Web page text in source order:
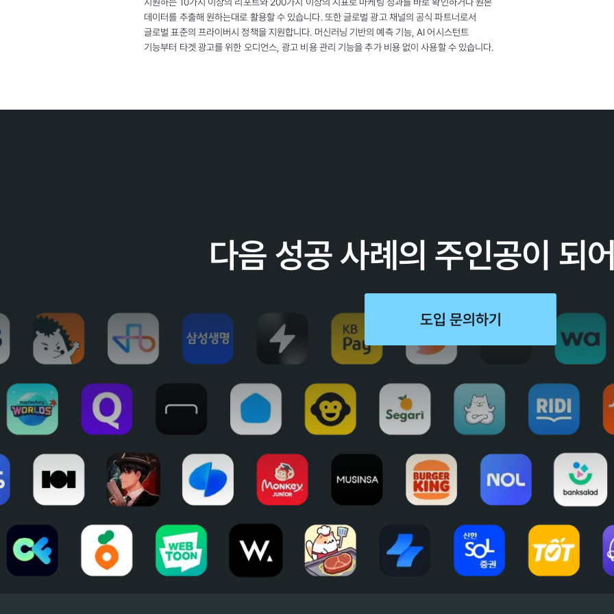
데이터를 추출해 원하는대로 활용할 수 있습니다. 또한 글로벌 광고 채널의 공식 파트너로서
글로벌 표준의 프라이버시 정책을 지원합니다. 머신러닝 기반의 예측 기능, AI 어시스턴트
기능부터 타겟 광고를 위한 오디언스, 광고 비용 관리 기능을 추가 비용 없이 사용할 수 있습니다.
다음 성공 사례의 주인공이 되
도입 문의하기